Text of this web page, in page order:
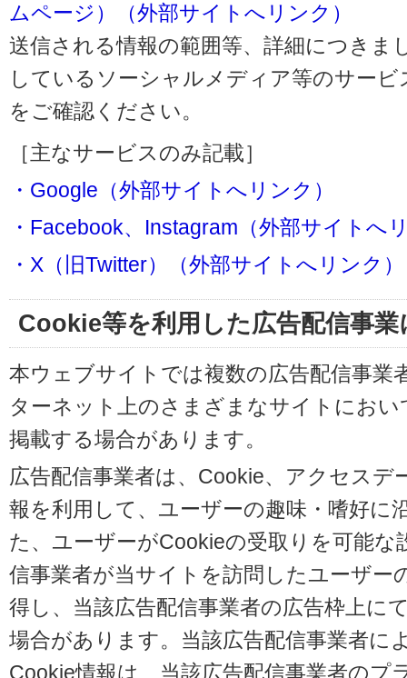
ムページ）（外部サイトへリンク）
送信される情報の範囲等、詳細につきま
しているソーシャルメディア等のサー
をご確認ください。
［主なサービスのみ記載］
・Google（外部サイトへリンク）
・Facebook、Instagram（外部サイトへ
・X（旧Twitter）（外部サイトへリンク）
Cookie等を利用した広告配信事
本ウェブサイトでは複数の広告配信事業
ターネット上のさまざまなサイトにお
掲載する場合があります。
広告配信事業者は、Cookie、アクセスデ
報を利用して、ユーザーの趣味・嗜好に
た、ユーザーがCookieの受取りを可能
信事業者が当サイトを訪問したユーザー
得し、当該広告配信事業者の広告枠上に
場合があります。当該広告配信事業者に
Cookie情報は、当該広告配信事業者のプ